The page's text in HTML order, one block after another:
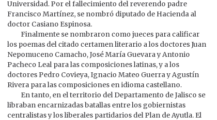
Universidad. Por el fallecimiento del reverendo padre
Francisco Martínez, se nombró diputado de Hacienda al
doctor Casiano Espinosa.
Finalmente se nombraron como jueces para calificar
los poemas del citado certamen literario a los doctores Juan
Nepomuceno Camacho, José María Guevara y Antonio
Pacheco Leal para las composiciones latinas, y a los
doctores Pedro Covieya, Ignacio Mateo Guerra y Agustín
Rivera para las composiciones en idioma castellano.
En tanto, en el territorio del Departamento de Jalisco se
libraban encarnizadas batallas entre los gobiernistas
centralistas y los liberales partidarios del Plan de Ayutla. El